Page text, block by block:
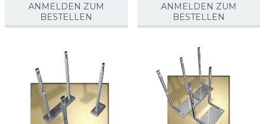
ANMELDEN ZUM
BESTELLEN
ANMELDEN ZUM
BESTELLEN